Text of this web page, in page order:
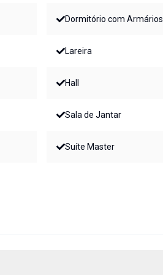
Dormitório com Armários
Lareira
Hall
Sala de Jantar
Suíte Master